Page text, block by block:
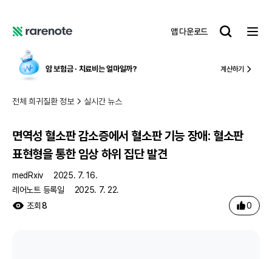
노
앱 다운로드
레
트
암 보험금 ∙ 치료비는 얼마일까?
전체 희귀질환 정보 실시간 뉴스
면역성 혈소판 감소증에서 혈소판 기능 장애: 혈소판
표현형을 통한 임상 하위 집단 발견
medRxiv
2025. 7. 16.
레어노트 등록일
2025. 7. 22.
조회 8 0